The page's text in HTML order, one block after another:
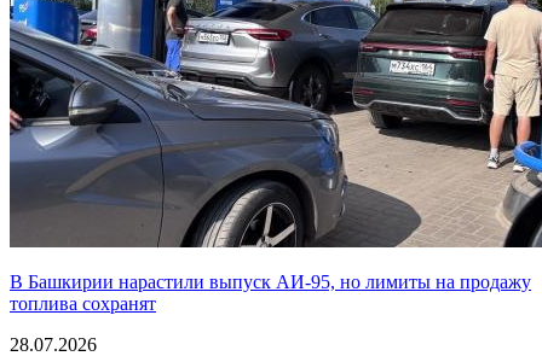
В Башкирии нарастили выпуск АИ-95, но лимиты на продажу
топлива сохранят
28.07.2026